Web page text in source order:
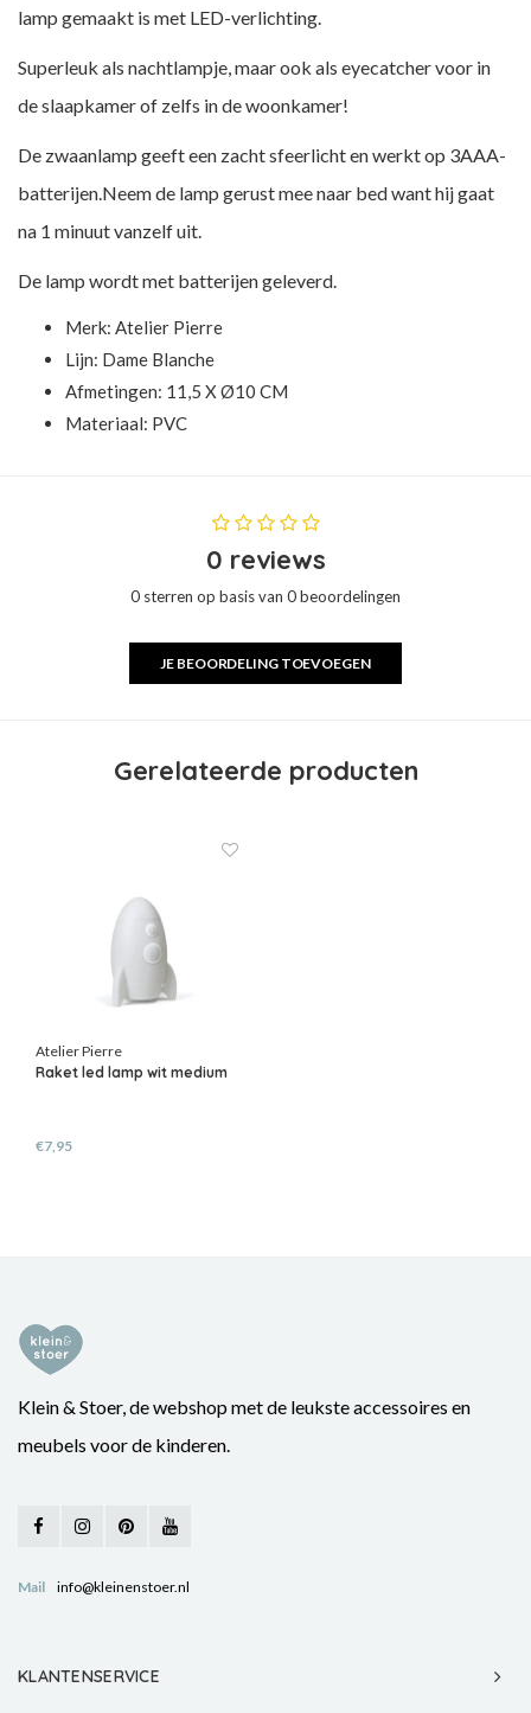
lamp gemaakt is met LED-verlichting.
Superleuk als nachtlampje, maar ook als eyecatcher voor in
de slaapkamer of zelfs in de woonkamer!
De zwaanlamp geeft een zacht sfeerlicht en werkt op 3AAA-
batterijen.Neem de lamp gerust mee naar bed want hij gaat
na 1 minuut vanzelf uit.
De lamp wordt met batterijen geleverd.
Merk: Atelier Pierre
Lijn: Dame Blanche
Afmetingen: 11,5 X Ø10 CM
Materiaal: PVC
0 reviews
0 sterren op basis van 0 beoordelingen
JE BEOORDELING TOEVOEGEN
Gerelateerde producten
Atelier Pierre
Raket led lamp wit medium
€7,95
Klein & Stoer, de webshop met de leukste accessoires en
meubels voor de kinderen.
Mail info@kleinenstoer.nl
KLANTENSERVICE